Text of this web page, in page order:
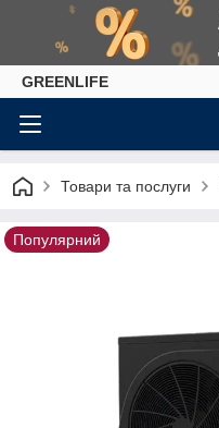
GREENLIFE
Товари та послуги
Популярний